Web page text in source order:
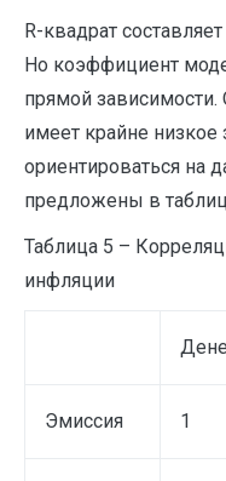
R-квадрат
Но коэффициент
прямой зависимости.
имеет крайне низкое
ориентироваться на
предложены в
Таблица 5 –
инфляции
Эмиссия 1